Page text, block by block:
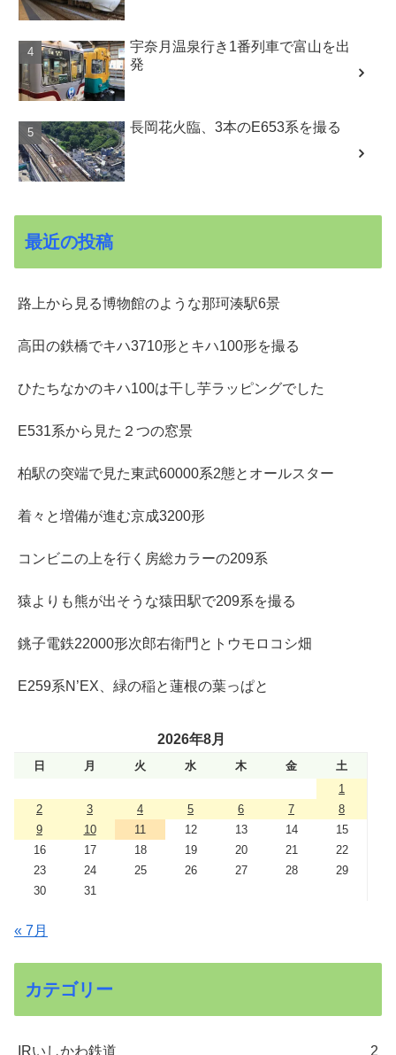
宇奈月温泉行き1番列車で富山を出
発
長岡花火臨、3本のE653系を撮る
最近の投稿
路上から見る博物館のような那珂湊駅6景
高田の鉄橋でキハ3710形とキハ100形を撮る
ひたちなかのキハ100は干し芋ラッピングでした
E531系から見た２つの窓景
柏駅の突端で見た東武60000系2態とオールスター
着々と増備が進む京成3200形
コンビニの上を行く房総カラーの209系
猿よりも熊が出そうな猿田駅で209系を撮る
銚子電鉄22000形次郎右衛門とトウモロコシ畑
E259系N’EX、緑の稲と蓮根の葉っぱと
2026年8月
日 月 火 水 木 金
土
1
2
3 4 5 6 7
8
9
10 11 12 13 14
15
16
17 18 19 20 21
22
23
24 25 26 27 28
29
30
31
« 7月
カテゴリー
IRいしかわ鉄道 2